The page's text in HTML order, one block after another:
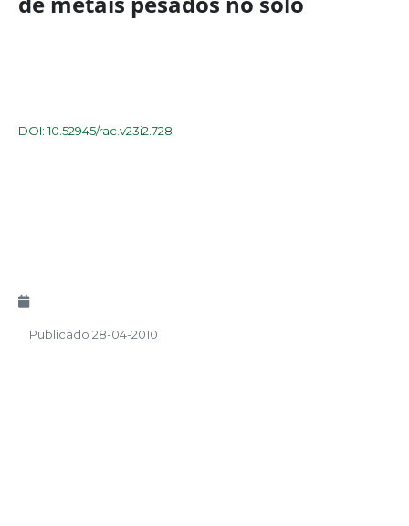
DOI: 10.52945/rac.v23i2.728
Publicado 28-04-2010